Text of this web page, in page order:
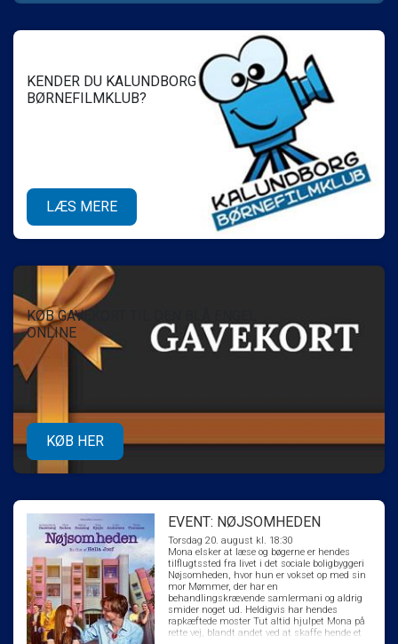
KENDER DU KALUNDBORG
BØRNEFILMKLUB?
LÆS MERE
KØB GAVEKORT TIL DEN BLÅ ENGEL
ONLINE
KØB HER
EVENT: NØJSOMHEDEN
Torsdag 20. august kl. 18:30
Mona elsker at læse og bøgerne er hendes
tilflugtssted fra livet i det sociale boligbyggeri
Nøjsomheden, hvor hun er vokset op med sin
mor Mømmer, der har en
behandlingskrævende samlermani og aldrig
smider noget ud. Heldigvis har hendes
rapkæftede moster Tut altid hjulpet Mona på
rette vej, blandt andet ved at skaffe hende et